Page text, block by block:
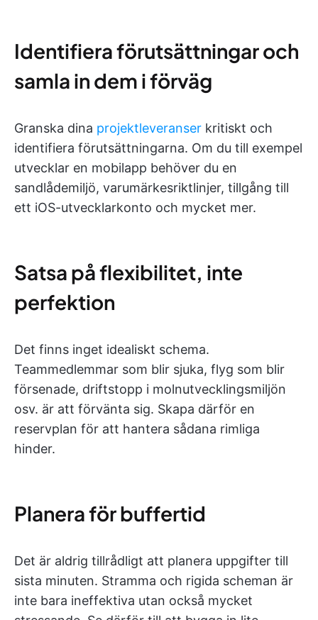
Identifiera förutsättningar och
samla in dem i förväg
Granska dina projektleveranser kritiskt och
identifiera förutsättningarna. Om du till exempel
utvecklar en mobilapp behöver du en
sandlådemiljö, varumärkesriktlinjer, tillgång till
ett iOS-utvecklarkonto och mycket mer.
Satsa på flexibilitet, inte
perfektion
Det finns inget idealiskt schema.
Teammedlemmar som blir sjuka, flyg som blir
försenade, driftstopp i molnutvecklingsmiljön
osv. är att förvänta sig. Skapa därför en
reservplan för att hantera sådana rimliga
hinder.
Planera för buffertid
Det är aldrig tillrådligt att planera uppgifter till
sista minuten. Stramma och rigida scheman är
inte bara ineffektiva utan också mycket